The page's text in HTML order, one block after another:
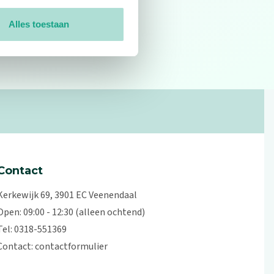
Alles toestaan
69, 3901 EC Veenendaal
09:00 - 12:30 (alleen ochtend)
0318-551369
contactformulier